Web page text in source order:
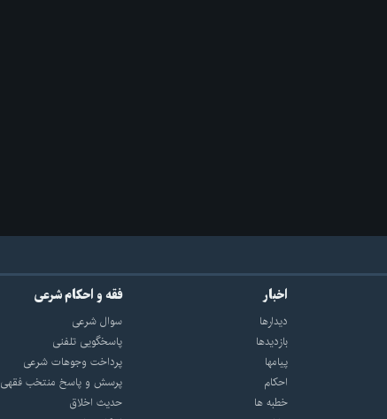
اخبار
دیدارها
بازديدها
پيامها
احكام
خطبه ها
فقه و احکام شرعی
سوال شرعی
پاسخگویی تلفنی
پرداخت وجوهات شرعی
پرسش و پاسخ منتخب فقهی
حدیث اخلاق